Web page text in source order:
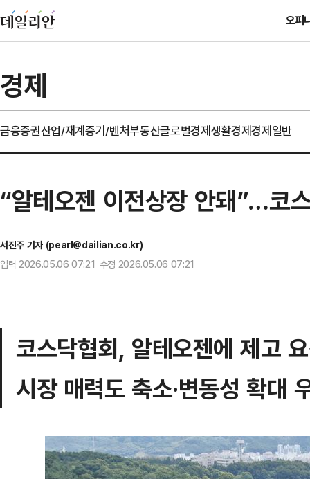
오피
경제
금융증권산업/재계중기/벤처부동산글로벌경제생활경제경제일반
“알테오젠 이전상장 안돼”…코
서진주 기자 (pearl@dailian.co.kr)
입력 2026.05.06 07:21 수정 2026.05.06 07:21
코스닥협회, 알테오젠에 제고
시장 매력도 축소·변동성 확대